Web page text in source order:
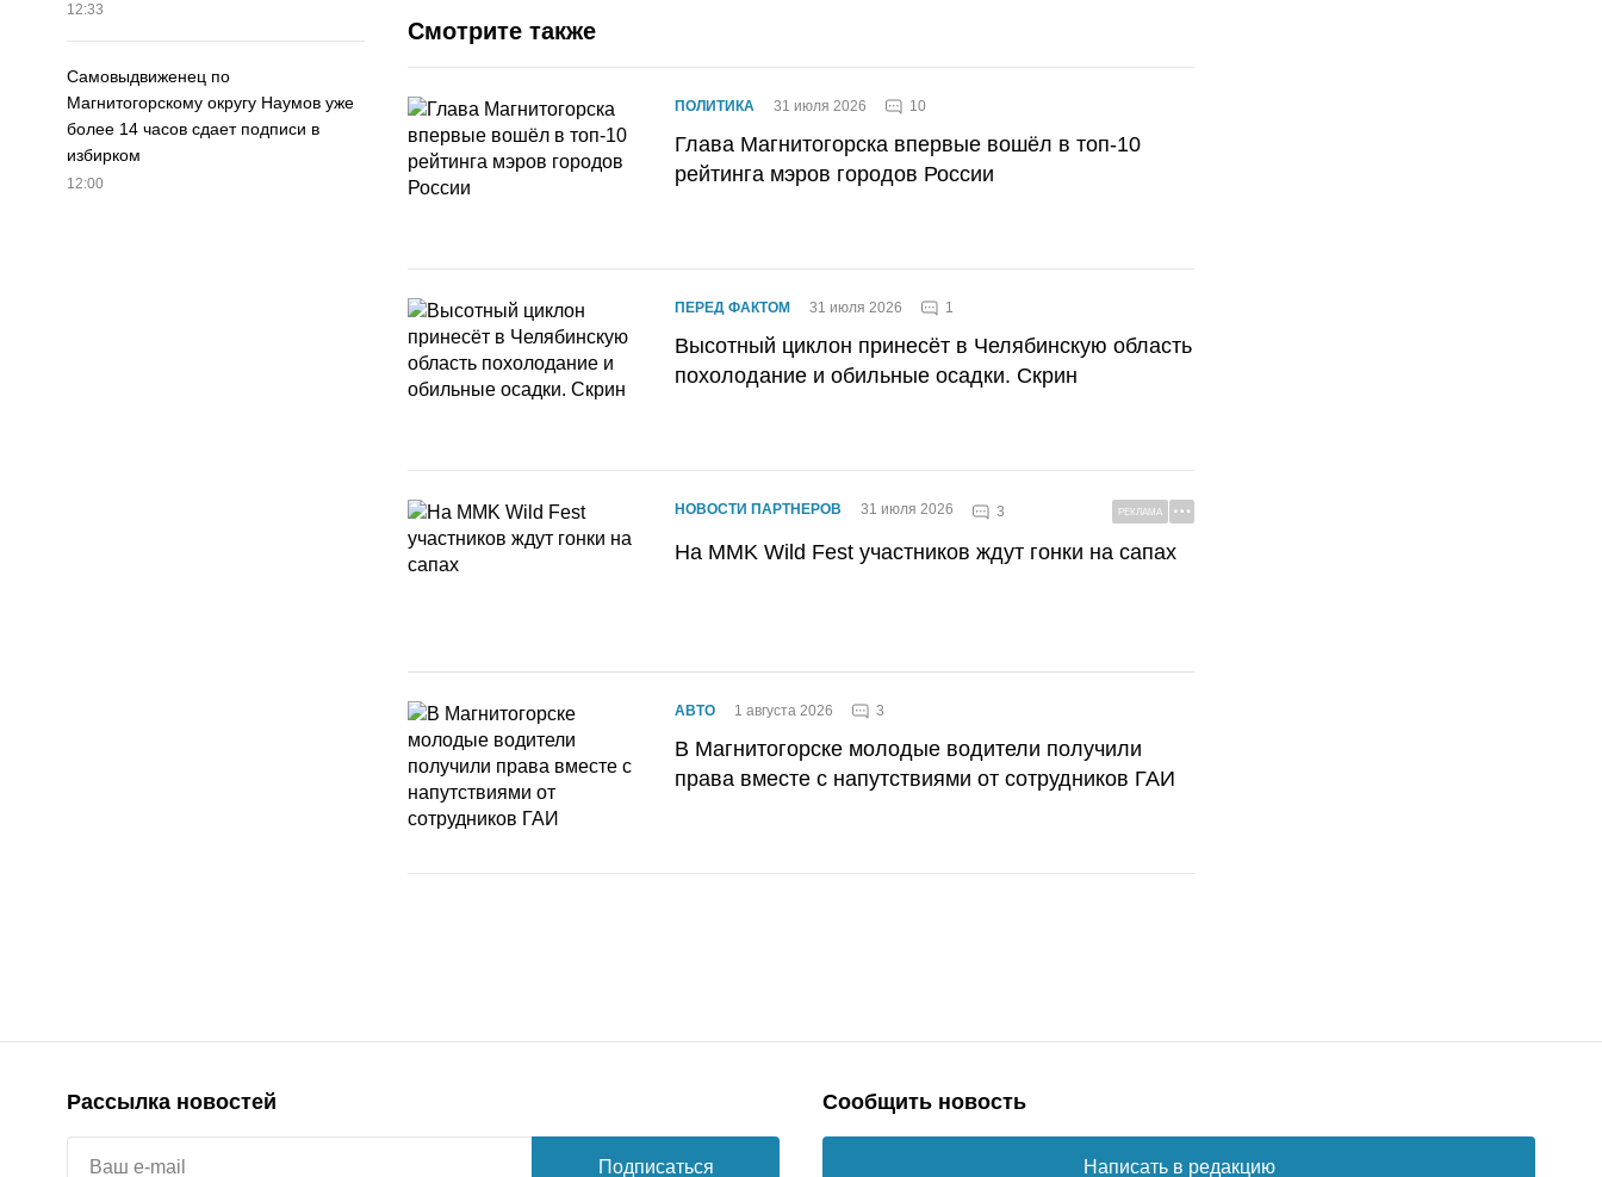
12:33
Самовыдвиженец по
Магнитогорскому округу Наумов уже
более 14 часов сдает подписи в
избирком
12:00
Смотрите также
ПОЛИТИКА 31 июля 2026 10
Глава Магнитогорска впервые вошёл в топ-10
рейтинга мэров городов России
ПЕРЕД ФАКТОМ 31 июля 2026 1
Высотный циклон принесёт в Челябинскую область
похолодание и обильные осадки. Скрин
НОВОСТИ ПАРТНЕРОВ 31 июля 2026 3 РЕКЛАМА
На MMK Wild Fest участников ждут гонки на сапах
АВТО 1 августа 2026 3
В Магнитогорске молодые водители получили
права вместе с напутствиями от сотрудников ГАИ
Рассылка новостей
Подписаться
Сообщить новость
Написать в редакцию